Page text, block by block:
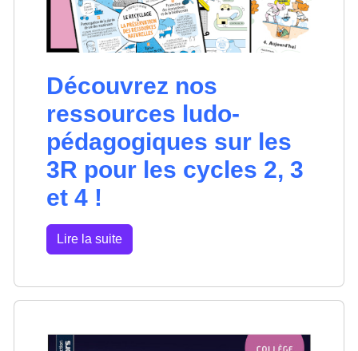
Découvrez nos
ressources ludo-
pédagogiques sur les
3R pour les cycles 2, 3
et 4 !
Lire la suite